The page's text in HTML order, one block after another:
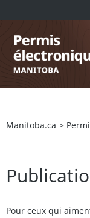
Manitoba.ca >
Pour ceux qui